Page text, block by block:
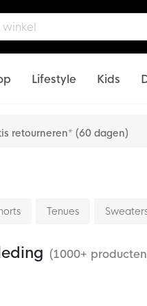
Lifestyle Kids
retourneren* (60 dagen)
Tenues
(1000+